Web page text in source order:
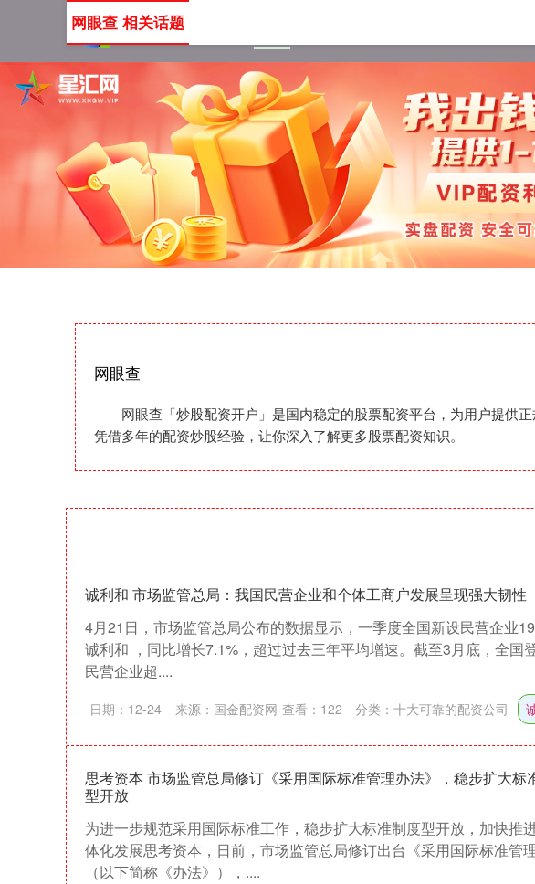
网眼查
网眼查「炒股配资开户」是国内稳定的股票配资平台，为用户提供
凭借多年的配资炒股经验，让你深入了解更多股票配资知识。
网眼查 相关话题
诚利和 市场监管总局：我国民营企业和个体工商户发展呈现强大韧性
4月21日，市场监管总局公布的数据显示，一季度全国新设民营企业
诚利和 ，同比增长7.1%，超过过去三年平均增速。截至3月底，全国
民营企业超....
日期：12-24 来源：国金配资网 查看： 122 分类： 十大可靠的配资公司
思考资本 市场监管总局修订《采用国际标准管理办法》，稳步扩大标
型开放
为进一步规范采用国际标准工作，稳步扩大标准制度型开放，加快推
体化发展思考资本，日前，市场监管总局修订出台《采用国际标准管理
（以下简称《办法》），....